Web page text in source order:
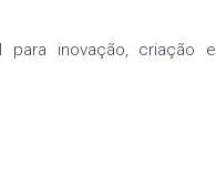
para inovação, criação e